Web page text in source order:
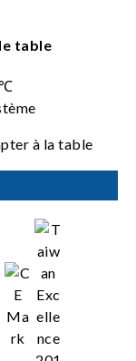
table
à la table